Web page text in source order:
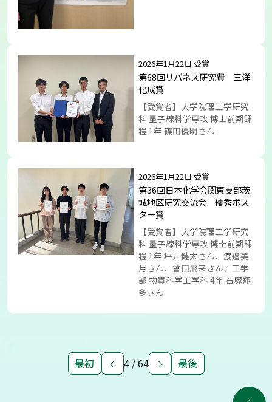
2026年1月22日 受賞
第68回リバネス研究費 三洋
化成賞
【受賞者】大学院理工学研究
科 量子線科学専攻 博士前期課
程 1年 篠田優明さん
2026年1月22日 受賞
第36回日本化学会関東支部茨
城地区研究交流会 優秀ポス
ター賞
【受賞者】大学院理工学研究
科 量子線科学専攻 博士前期課
程 1年 坪井健太さん、渡邉美
月さん、會田飛来さん、工学
部 物質科学工学科 4年 石塚翔
多さん
最初 4 / 64 最後